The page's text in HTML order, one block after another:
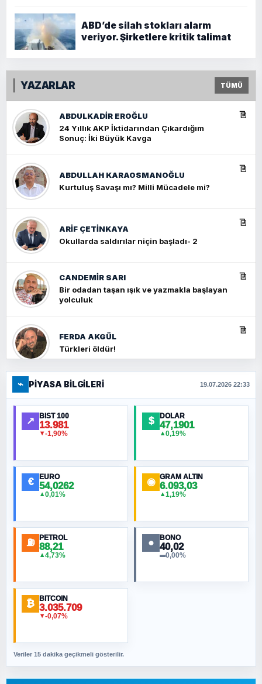
ABD’de silah stokları alarm
veriyor. Şirketlere kritik talimat
YAZARLAR TÜMÜ
ABDULKADIR EROĞLU
24 Yıllık AKP İktidarından Çıkardığım
Sonuç: İki Büyük Kavga
ABDULLAH KARAOSMANOĞLU
Kurtuluş Savaşı mı? Milli Mücadele mi?
ARIF ÇETİNKAYA
Okullarda saldırılar niçin başladı- 2
CANDEMIR SARI
Bir odadan taşan ışık ve yazmakla başlayan
yolculuk
FERDA AKGÜL
Türkleri öldür!
FERHAT BÜYÜKKALKAN
Ankara Zirvesi: NATO Toplantısı mı, Yeni
Ortadoğu Haritasının Provası mı?
MURAT ÖZKAN
NURETTIN BÖLÜK
ORHAN KILIÇOĞLU
Fahişeye beyinli bir müstevli alçağına
SAVAŞ ŞAHİN
⌁ PIYASA BILGILERI 19.07.2026 22:33
↗ BIST 100
13.981
▼-1,90%
$ DOLAR
47,1901
▲0,19%
€ EURO
54,0262
▲0,01%
◉ GRAM ALTIN
6.093,03
▲1,19%
⛽ PETROL
88,21
▲4,73%
● BONO
40,02
▬0,00%
₿ BITCOIN
3.035.709
▼-0,07%
Veriler 15 dakika geçikmeli gösterilir.